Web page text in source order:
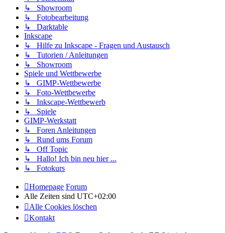
↳ Showroom
↳ Fotobearbeitung
↳ Darktable
Inkscape
↳ Hilfe zu Inkscape - Fragen und Austausch
↳ Tutorien / Anleitungen
↳ Showroom
Spiele und Wettbewerbe
↳ GIMP-Wettbewerbe
↳ Foto-Wettbewerbe
↳ Inkscape-Wettbewerb
↳ Spiele
GIMP-Werkstatt
↳ Foren Anleitungen
↳ Rund ums Forum
↳ Off Topic
↳ Hallo! Ich bin neu hier ...
↳ Fotokurs
Homepage Forum
Alle Zeiten sind UTC+02:00
Alle Cookies löschen
Kontakt